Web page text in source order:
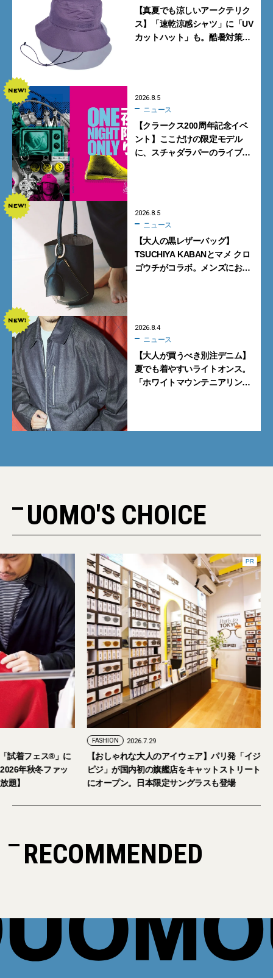
【真夏でも涼しいアークテリク
ス】「速乾涼感シャツ」に「UV
カットハット」も。酷暑対策に
2026.8.5
ニュース
【クラークス200周年記念イベ
ント】ここだけの限定モデル
に、スチャダラパーのライブ
2026.8.5
ニュース
【大人の黒レザーバッグ】
TSUCHIYA KABANとマメ クロ
ゴウチがコラボ。メンズにおす
2026.8.4
ニュース
【大人が買うべき別注デニム】
夏でも着やすいライトオンス。
「ホワイトマウンテニアリン
UOMO'S CHOICE
試着フェス®︎」に
年秋冬ファッ
題】
PR
FASHION 2026.7.29
【おしゃれな大人のアイウェア】パリ発「イジ
ピジ」が国内初の旗艦店をキャットストリート
にオープン。日本限定サングラスも登場
RECOMMENDED